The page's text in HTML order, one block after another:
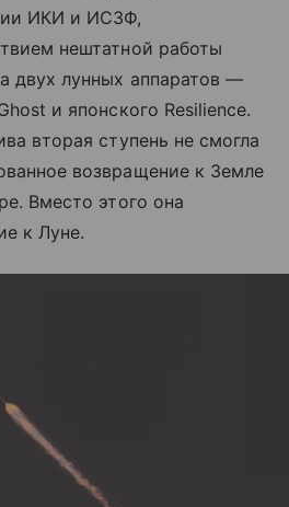
ИКИ и ИСЗФ,
нештатной работы
двух лунных аппаратов —
и японского Resilience.
вторая ступень не смогла
возвращение к Земле
Вместо этого она
к Луне.